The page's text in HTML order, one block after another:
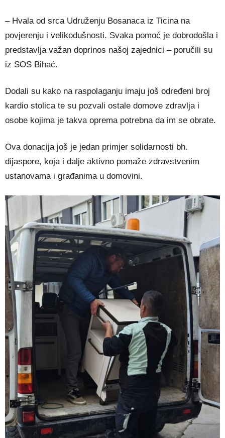
– Hvala od srca Udruženju Bosanaca iz Ticina na
povjerenju i velikodušnosti. Svaka pomoć je dobrodošla i
predstavlja važan doprinos našoj zajednici – poručili su
iz SOS Bihać.
Dodali su kako na raspolaganju imaju još određeni broj
kardio stolica te su pozvali ostale domove zdravlja i
osobe kojima je takva oprema potrebna da im se obrate.
Ova donacija još je jedan primjer solidarnosti bh.
dijaspore, koja i dalje aktivno pomaže zdravstvenim
ustanovama i građanima u domovini.